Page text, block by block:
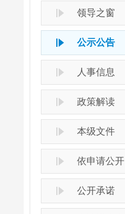
领导之窗
公示公告
人事信息
政策解读
本级文件
依申请公开
公开承诺